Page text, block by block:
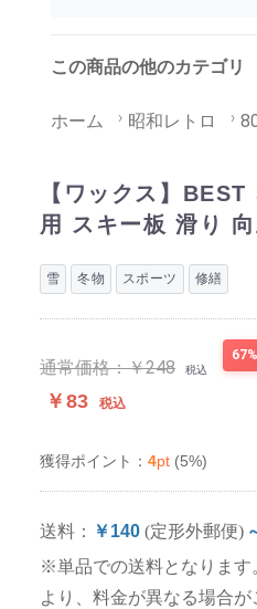
この商品の他のカテゴリ
ホーム 昭和レトロ
【ワックス】
用 スキー板 滑り
雪 冬物 スポーツ 修繕
通常価格：￥248 税込
￥83 税込
獲得ポイント： 4pt (5%)
送料： ￥140 (定形外郵便)
※単品での送料となります
より、料金が異なる場合が